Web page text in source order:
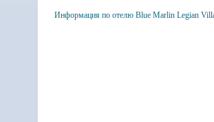
Информация по отелю Blue Marlin Legian